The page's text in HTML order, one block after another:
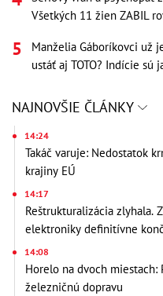
Všetkých 11 žien ZABIL
Manželia Gáboríkovci už
ustáť aj TOTO? Indície sú
NAJNOVŠIE ČLÁNKY
14:24
Takáč varuje: Nedostatok
krajiny EÚ
14:17
Reštrukturalizácia zlyhala.
elektroniky definitívne
14:08
Horelo na dvoch
železničnú dopravu